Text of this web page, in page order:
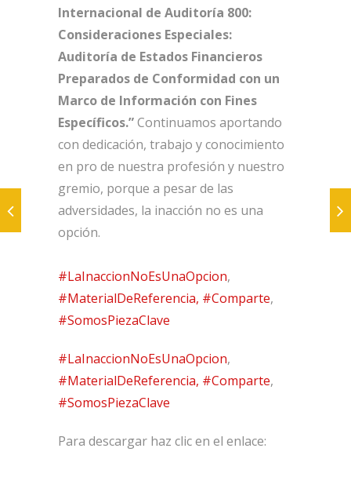
Internacional de Auditoría 800:
Consideraciones Especiales:
Auditoría de Estados Financieros
Preparados de Conformidad con un
Marco de Información con Fines
Específicos.”Continuamos aportando
con dedicación, trabajo y conocimiento
en pro de nuestra profesión y nuestro
gremio, porque a pesar de las
adversidades, la inacción no es una
opción.
#LaInaccionNoEsUnaOpcion,
#MaterialDeReferencia, #Comparte,
#SomosPiezaClave
#LaInaccionNoEsUnaOpcion,
#MaterialDeReferencia, #Comparte,
#SomosPiezaClave
Para descargar haz clic en el enlace: